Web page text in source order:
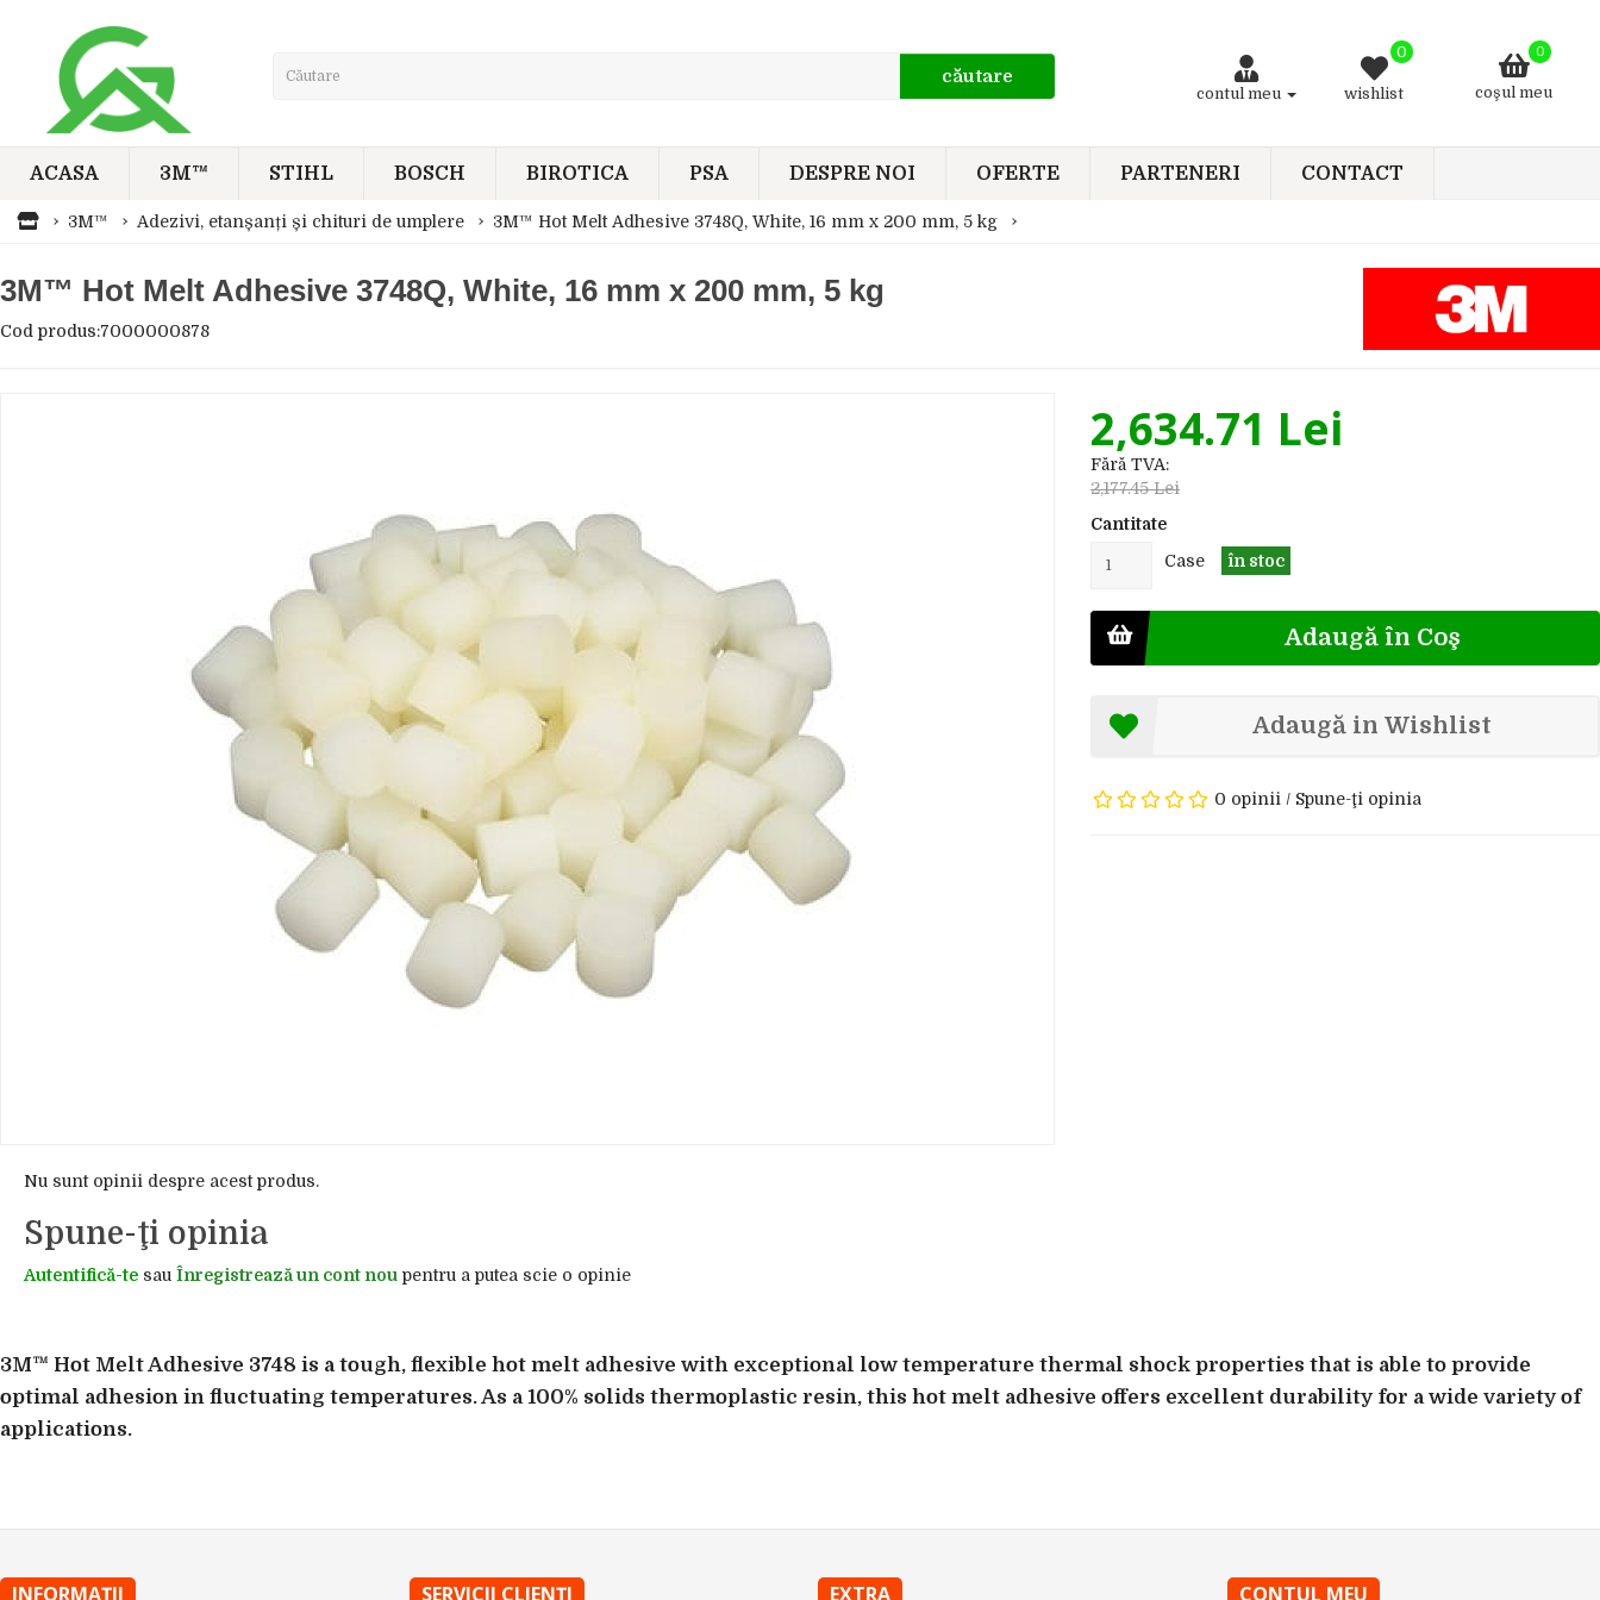
căutare
contul meu
0
wishlist coşul meu
0
ACASA 3M™ STIHL BOSCH BIROTICA PSA DESPRE NOI OFERTE PARTENERI CONTACT
3M™ Adezivi, etanșanți și chituri de umplere 3M™ Hot Melt Adhesive 3748Q, White, 16 mm x 200 mm, 5 kg
3M™ Hot Melt Adhesive 3748Q, White, 16 mm x 200 mm, 5 kg
Cod produs:7000000878
Nu sunt opinii despre acest produs.
Spune-ţi opinia
Autentifică-te sau Înregistrează un cont nou pentru a putea scie o opinie
2,634.71 Lei
Fără TVA:
2,177.45 Lei
Cantitate
Case
în stoc
Adaugă în Coş
Adaugă in Wishlist
0 opinii / Spune-ţi opinia
3M™ Hot Melt Adhesive 3748 is a tough, flexible hot melt adhesive with exceptional low temperature thermal shock properties that is able to provide
optimal adhesion in fluctuating temperatures. As a 100% solids thermoplastic resin, this hot melt adhesive offers excellent durability for a wide variety of
applications.
INFORMAŢII SERVICII CLIENŢI EXTRA CONTUL MEU